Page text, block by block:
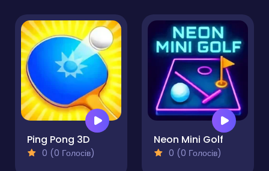
Ping Pong 3D
0 (0 Голосів)
Neon Mini Golf
0 (0 Голосів)